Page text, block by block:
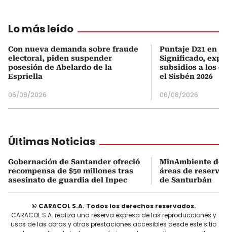
Lo más leído
Con nueva demanda sobre fraude
electoral, piden suspender
posesión de Abelardo de la
Espriella
06/08/2026
Puntaje D21 en
Significado,
subsidios a los
el Sisbén 2026
06/08/2026
Últimas Noticias
Gobernación de Santander ofreció
recompensa de $50 millones tras
asesinato de guardia del Inpec
MinAmbiente
áreas de reserva
de Santurbán
© CARACOL S.A. Todos los derechos reservados.
CARACOL S.A. realiza una reserva expresa de las reproducciones y
usos de las obras y otras prestaciones accesibles desde este sitio